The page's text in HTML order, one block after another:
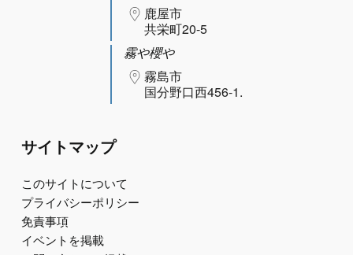
鹿屋市
共栄町20-5
霧や櫻や
霧島市
国分野口西456-1.
サイトマップ
このサイトについて
プライバシーポリシー
免責事項
イベントを掲載